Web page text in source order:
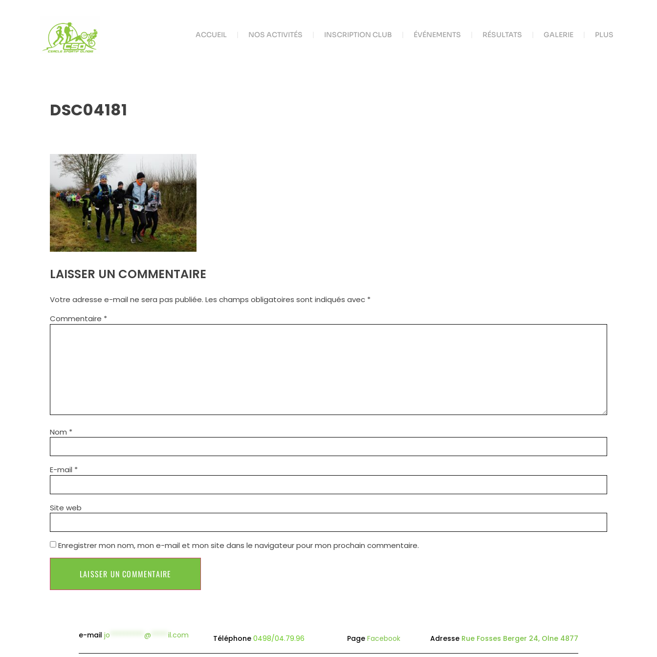
ACCUEIL NOS ACTIVITÉS INSCRIPTION CLUB ÉVÉNEMENTS RÉSULTATS GALERIE PLUS
DSC04181
LAISSER UN COMMENTAIRE
Votre adresse e-mail ne sera pas publiée. Les champs obligatoires sont indiqués avec *
Commentaire *
Nom *
E-mail *
Site web
Enregistrer mon nom, mon e-mail et mon site dans le navigateur pour mon prochain commentaire.
e-mailjo **********@ *****il.com Téléphone0498/04.79.96 Page Facebook Adresse Rue Fosses Berger 24, Olne 4877